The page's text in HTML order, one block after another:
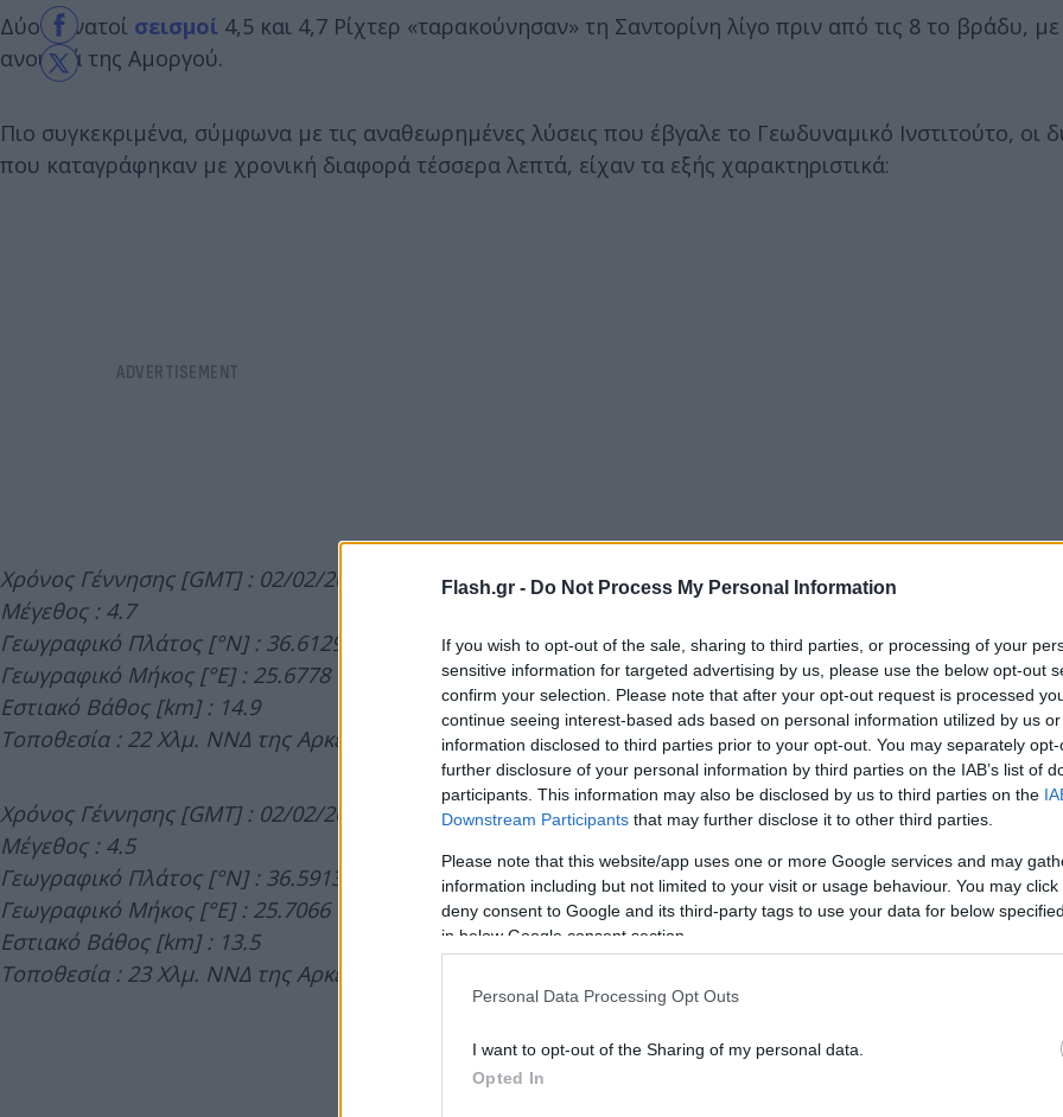
Flash.gr - Do Not Process My Personal Information
If you wish to opt-out of the sale, sharing to third parties, or processing of your
sensitive information for targeted advertising by us, please use the below opt-out
confirm your selection. Please note that after your opt-out request is processed
continue seeing interest-based ads based on personal information utilized by us
information disclosed to third parties prior to your opt-out. You may separately
further disclosure of your personal information by third parties on the IAB’s list of
participants. This information may also be disclosed by us to third parties on the
Downstream Participants that may further disclose it to other third parties.
Please note that this website/app uses one or more Google services and may
information including but not limited to your visit or usage behaviour. You may
deny consent to Google and its third-party tags to use your data for below
in below Google consent section.
Personal Data Processing Opt Outs
I want to opt-out of the Sharing of my personal data.
Opted In
Δύο δυνατοί σεισμοί 4,5 και 4,7 Ρίχτερ «ταρακούνησαν» τη Σαντορίνη λίγο πριν από τις 8 το βράδυ, με
ανοιχτά της Αμοργού.
Πιο συγκεκριμένα, σύμφωνα με τις αναθεωρημένες λύσεις που έβγαλε το Γεωδυναμικό Ινστιτούτο, οι
που καταγράφηκαν με χρονική διαφορά τέσσερα λεπτά, είχαν τα εξής χαρακτηριστικά:
Χρόνος Γέννησης [GMT] : 02/02/2025 17:45:43.84
Μέγεθος : 4.7
Γεωγραφικό Πλάτος [°N] : 36.6129
Γεωγραφικό Μήκος [°E] : 25.6778
Εστιακό Βάθος [km] : 14.9
Τοποθεσία : 22 Χλμ. ΝΝΔ της Αρκεσίνης Αμοργού
Χρόνος Γέννησης [GMT] : 02/02/2025 17:41:20.57
Μέγεθος : 4.5
Γεωγραφικό Πλάτος [°N] : 36.5913
Γεωγραφικό Μήκος [°E] : 25.7066
Εστιακό Βάθος [km] : 13.5
Τοποθεσία : 23 Χλμ. ΝΝΔ της Αρκεσίνης Αμοργού